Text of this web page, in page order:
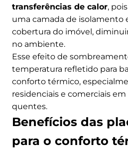
transferências de calor,
uma camada de isolamento
cobertura do imóvel,
no ambiente.
Esse efeito de
temperatura refletido para
conforto térmico,
residenciais e comerciais
quentes.
Benefícios das
para o conforto